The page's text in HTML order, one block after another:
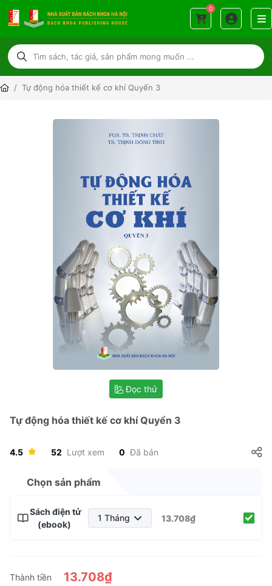
0
Tự động hóa thiết kế cơ khí Quyển 3
Đọc thử
Tự động hóa thiết kế cơ khí Quyển 3
4.5 52 Lượt xem 0 Đã bán
Chọn sản phẩm
Sách điện tử
(ebook)
1 Tháng
6 Tháng
13.708₫
Thành tiền 13.708₫